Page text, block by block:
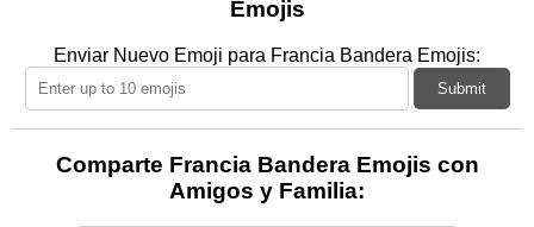
Emojis
Enviar Nuevo Emoji para Francia Bandera Emojis:
Submit
Comparte Francia Bandera Emojis con
Amigos y Familia: